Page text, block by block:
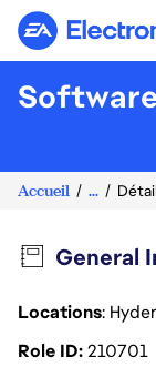
Accueil ...
General
Locations:
Role ID210701